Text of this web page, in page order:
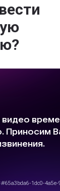
на
перс.данных